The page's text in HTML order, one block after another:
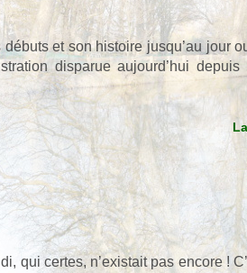
et son histoire jusqu’au jour
disparue aujourd’hui depuis
qui certes, n’existait pas encore !